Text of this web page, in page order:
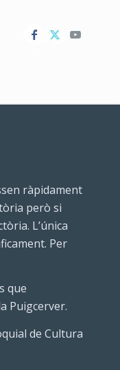
ràpidament
però si
L’única
Per
que
Puigcerver.
de Cultura